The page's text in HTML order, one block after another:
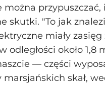
można przypuszczać,
skutki. "To jak
miały
odległości około 1,8
— części
skał,